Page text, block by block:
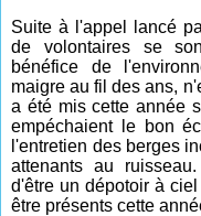
Suite à l'appel lancé
de volontaires se
bénéfice de
maigre au fil des ans,
a été mis cette année
empéchaient le bon
l'entretien des berges
attenants au
d'être un dépotoir à
être présents cette